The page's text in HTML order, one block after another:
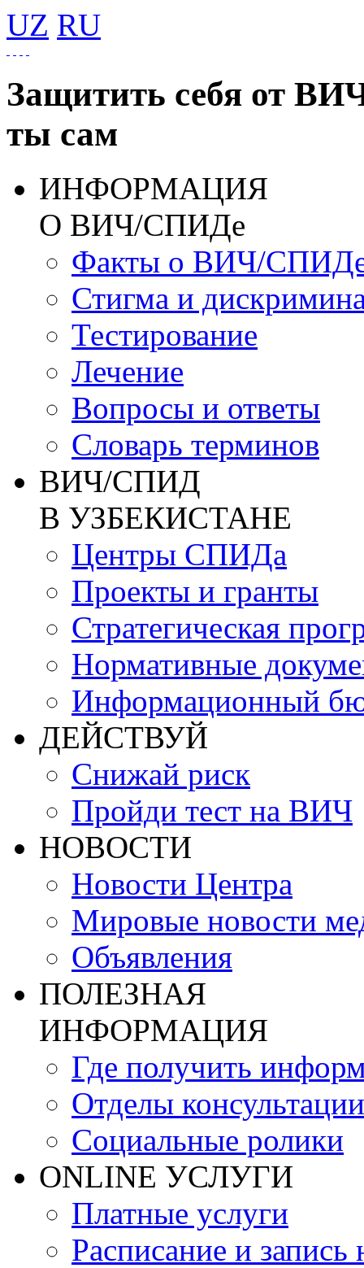
UZ RU
Защитить себя от
ты сам
ИНФОРМАЦИЯ
О ВИЧ/СПИДе
Факты о ВИЧ/
Стигма и
Тестирование
Лечение
Вопросы и ответы
Словарь терминов
ВИЧ/СПИД
В УЗБЕКИСТАНЕ
Центры СПИДа
Проекты и гранты
Стратегическая
Нормативные
Информационный
ДЕЙСТВУЙ
Снижай риск
Пройди тест на ВИЧ
НОВОСТИ
Новости Центра
Мировые новости
Объявления
ПОЛЕЗНАЯ
ИНФОРМАЦИЯ
Где получить
Отделы консультации
Социальные ролики
ONLINE УСЛУГИ
Платные услуги
Расписание и запись